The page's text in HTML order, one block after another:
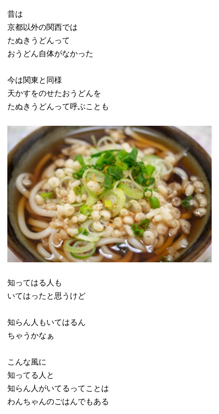
昔は
京都以外の関西では
たぬきうどんって
おうどん自体がなかった
今は関東と同様
天かすをのせたおうどんを
たぬきうどんって呼ぶことも
知ってはる人も
いてはったと思うけど
知らん人もいてはるん
ちゃうかなぁ
こんな風に
知ってる人と
知らん人がいてるってことは
わんちゃんのごはんでもある